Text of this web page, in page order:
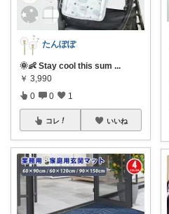
たんぽぽ
🌞👶 Stay cool this sum ...
￥ 3,990
0 0 1
コレ いいね